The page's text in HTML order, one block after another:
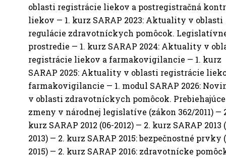
oblasti registrácie liekov a postregistračná
liekov — 1. kurz SARAP 2023: Aktuality v oblasti
regulácie zdravotníckych pomôcok.
prostredie — 1. kurz SARAP 2024: Aktuality v
registrácie liekov a farmakovigilancie — 1. kurz
SARAP 2025: Aktuality v oblasti registrácie
farmakovigilancie — 1. modul SARAP 2026:
v oblasti zdravotníckych pomôcok. Prebiehajúce
zmeny v národnej legislatíve (zákon 362/2011) —
kurz SARAP 2012 (06-2012) — 2. kurz SARAP 2013
2013) — 2. kurz SARAP 2015: bezpečnostné prvky
2015) — 2. kurz SARAP 2016: zdravotnícke